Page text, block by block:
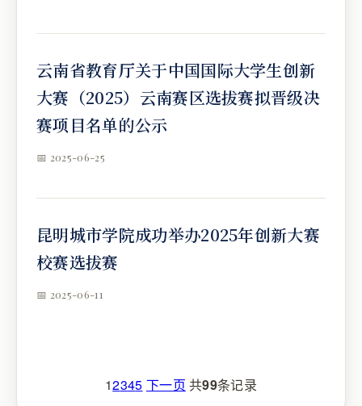
云南省教育厅关于中国国际大学生创新
大赛（2025）云南赛区选拔赛拟晋级决
赛项目名单的公示
📅 2025-06-25
昆明城市学院成功举办2025年创新大赛
校赛选拔赛
📅 2025-06-11
12345 下一页 共99条记录